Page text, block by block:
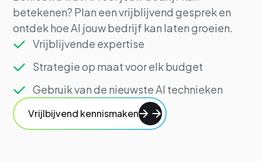
betekenen? Plan een vrijblijvend gesprek en
ontdek hoe AI jouw bedrijf kan laten groeien.
Vrijblijvende expertise
Strategie op maat voor elk budget
Gebruik van de nieuwste AI technieken
Vrijlbijvend kennismaken